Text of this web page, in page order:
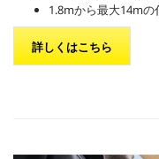
1.8mから最大14m
詳しくはこちら